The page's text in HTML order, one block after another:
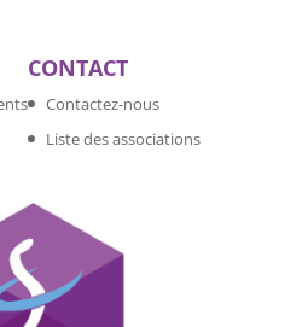
CONTACT
Contactez-nous
Liste des associations